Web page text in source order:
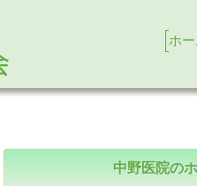
ホ
中野医院の